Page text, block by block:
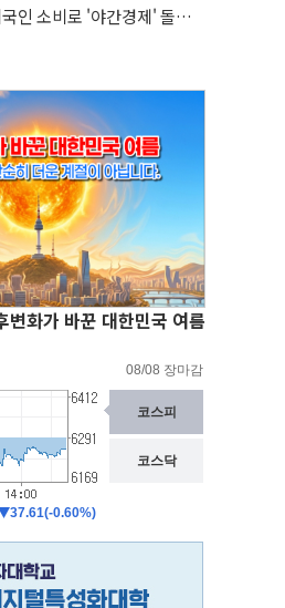
인 소비로 '야간경제' 돌파
화가 바꾼 대한민국 여름